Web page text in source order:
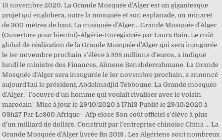
13 novembre 2020. La Grande Mosquée d’Alger est un gigantesque
projet qui englobera, outre la mosquée et son esplanade, un minaret
de 300 mètres de haut. La mosquée d’Alger… Grande Mosquée d'Alger
(Ouverture pour bientot)-Algérie-Enregistrée par Laura Bain. Le coût
global de réalisation de la Grande Mosquée d’Alger qui sera inaugurée
le 1er novembre prochain s’élève à 898 millions d’euros, a indiqué
lundi le ministre des Finances, Aïmene Benabderrahmane. La Grande
Mosquée d’Alger sera inaugurée le 1er novembre prochain, a annoncé
aujourd’hui le président, Abdelmadjid Tebboune. La Grande mosquée
d'Alger, "l'oeuvre d'un homme qui voulait rivaliser avec le voisin
marocain" Mise à jour le 29/10/2020 à 17h13 Publié le 29/10/2020 à
09h27 Par Le360 Afrique - Afp close Son coût officiel s'élève à plus
d’un milliard de dollars. Construit par l’entreprise chinoise China … La
Grande Mosquée d’Alger livrée fin 2018 . Les Algériens sont nombreux